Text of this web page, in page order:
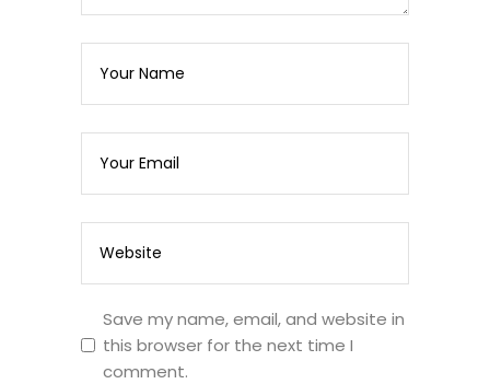
Save my name, email, and website in
this browser for the next time I
comment.